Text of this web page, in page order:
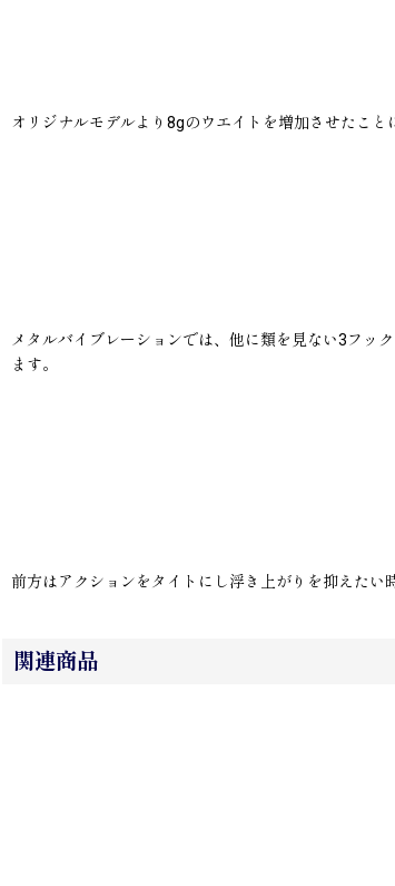
オリジナルモデルより8gのウエイトを増加させたこ
メタルバイブレーションでは、他に類を見ない3フッ
ます。
前方はアクションをタイトにし浮き上がりを抑えたい
関連商品